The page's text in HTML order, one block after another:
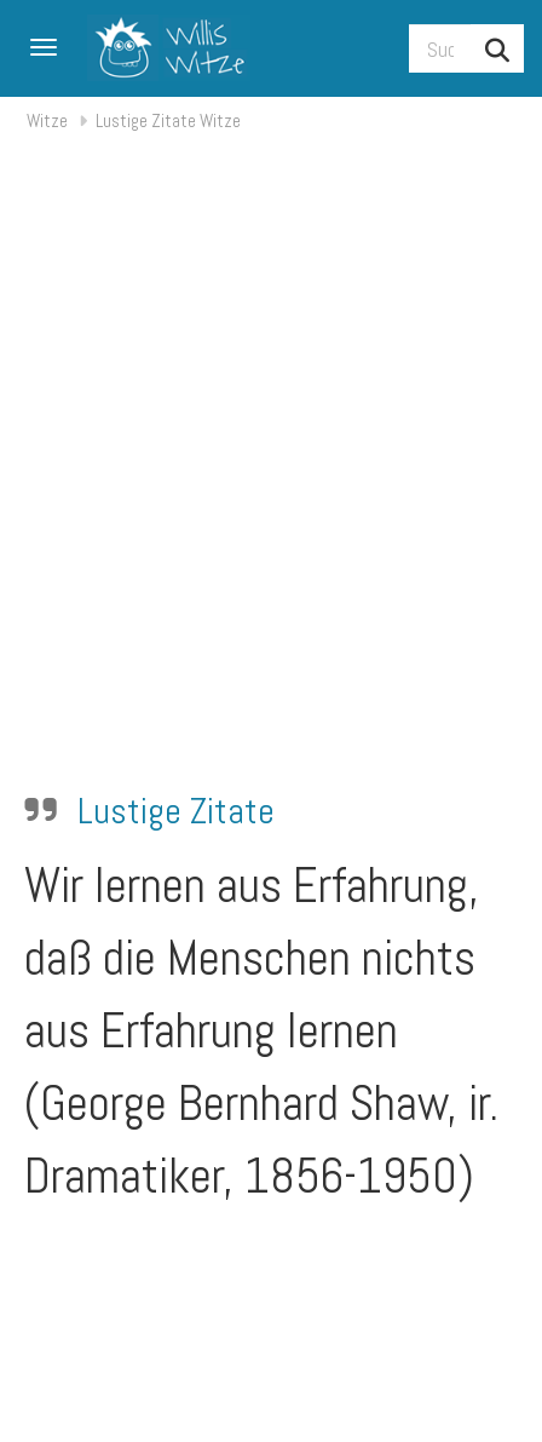
Toggle navigation
Witze Lustige Zitate Witze
Lustige Zitate
Wir lernen aus Erfahrung,
daß die Menschen nichts
aus Erfahrung lernen
(George Bernhard Shaw, ir.
Dramatiker, 1856-1950)